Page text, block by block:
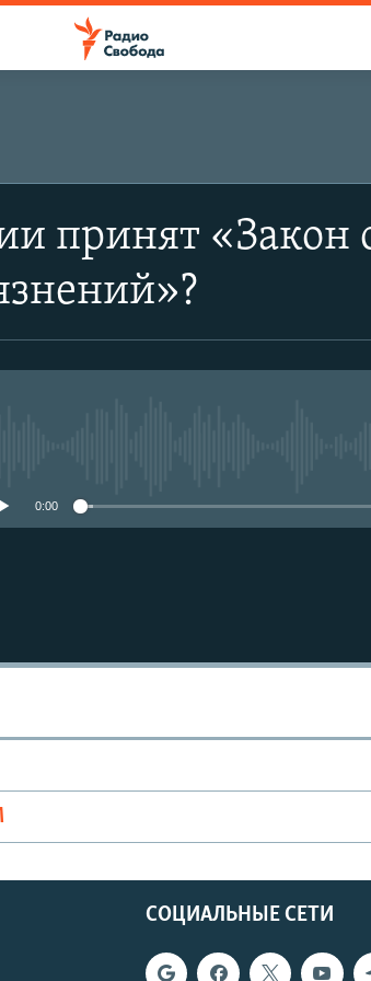
принят «Закон
0:00
СОЦИАЛЬНЫЕ СЕТИ